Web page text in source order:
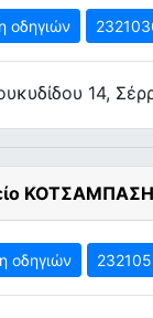
οδηγιών
14,
οδηγιών